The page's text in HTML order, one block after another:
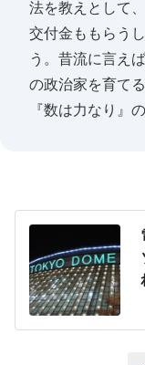
法を教えとして
交付金ももらう
う。昔流に言え
の政治家を育て
『数は力なり』